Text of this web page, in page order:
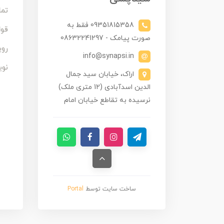
09351815358 فقط به
صورت پیامک - 08632241297
info@synapsi.in
اراک، خیابان سید جمال
الدین اسدآبادی (12 متری ملک)
نرسیده به تقاطع خیابان امام
ساخت سایت توسط Portal